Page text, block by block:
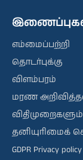
எம்மைப்பற்றி
தொடர்புக்கு
விளம்பரம்
மரண
தனியுரிமைக்
GDPR Privacy policy